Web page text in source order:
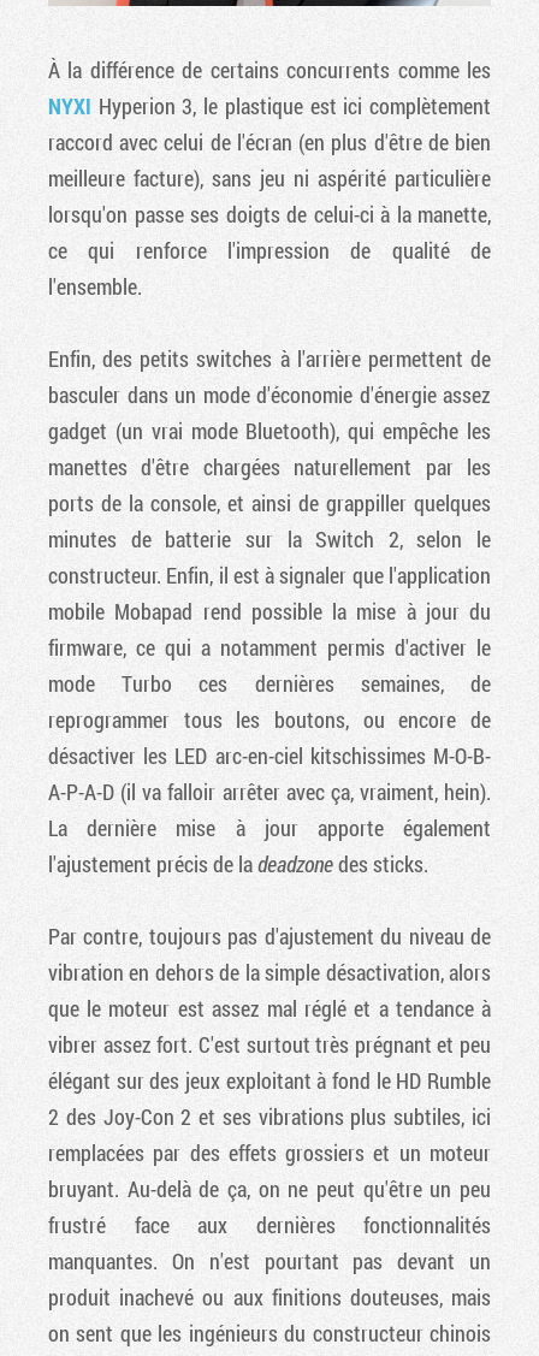
À la différence de certains concurrents comme les
NYXI Hyperion 3, le plastique est ici complètement
raccord avec celui de l'écran (en plus d'être de bien
meilleure facture), sans jeu ni aspérité particulière
lorsqu'on passe ses doigts de celui-ci à la manette,
ce qui renforce l'impression de qualité de
l'ensemble.
Enfin, des petits switches à l'arrière permettent de
basculer dans un mode d'économie d'énergie assez
gadget (un vrai mode Bluetooth), qui empêche les
manettes d'être chargées naturellement par les
ports de la console, et ainsi de grappiller quelques
minutes de batterie sur la Switch 2, selon le
constructeur. Enfin, il est à signaler que l'application
mobile Mobapad rend possible la mise à jour du
firmware, ce qui a notamment permis d'activer le
mode Turbo ces dernières semaines, de
reprogrammer tous les boutons, ou encore de
désactiver les LED arc-en-ciel kitschissimes M-O-B-
A-P-A-D (il va falloir arrêter avec ça, vraiment, hein).
La dernière mise à jour apporte également
l'ajustement précis de ladeadzonedes sticks.
Par contre, toujours pas d'ajustement du niveau de
vibration en dehors de la simple désactivation, alors
que le moteur est assez mal réglé et a tendance à
vibrer assez fort. C'est surtout très prégnant et peu
élégant sur des jeux exploitant à fond le HD Rumble
2 des Joy-Con 2 et ses vibrations plus subtiles, ici
remplacées par des effets grossiers et un moteur
bruyant. Au-delà de ça, on ne peut qu'être un peu
frustré face aux dernières fonctionnalités
manquantes. On n'est pourtant pas devant un
produit inachevé ou aux finitions douteuses, mais
on sent que les ingénieurs du constructeur chinois